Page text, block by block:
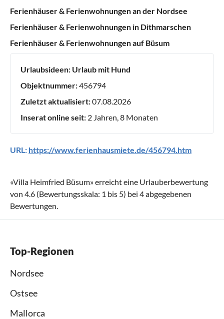
Ferienhäuser & Ferienwohnungen an der Nordsee
Ferienhäuser & Ferienwohnungen in Dithmarschen
Ferienhäuser & Ferienwohnungen auf Büsum
Urlaubsideen: Urlaub mit Hund
Objektnummer:456794
Zuletzt aktualisiert:07.08.2026
Inserat online seit: 2 Jahren, 8 Monaten
URL: https://www.ferienhausmiete.de/456794.htm
«Villa Heimfried Büsum» erreicht eine Urlauberbewertung
von 4.6 (Bewertungsskala: 1 bis 5) bei 4abgegebenen
Bewertungen.
Top-Regionen
Nordsee
Ostsee
Mallorca